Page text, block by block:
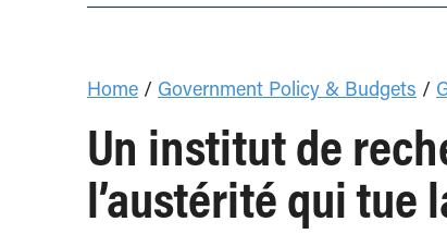
Home / Government Policy & Budgets /
Un institut de
l’austérité qui tue